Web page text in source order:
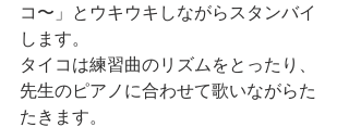
コ〜」とウキウキしながらスタンバイ
します。
タイコは練習曲のリズムをとったり、
先生のピアノに合わせて歌いながらた
たきます。